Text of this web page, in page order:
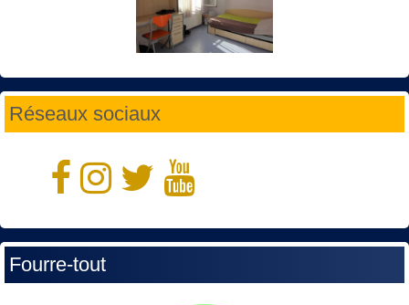
Réseaux sociaux
Fourre-tout